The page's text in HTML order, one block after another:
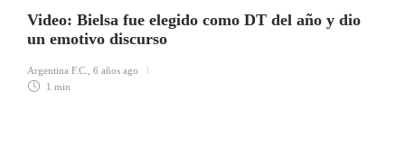
Video: Bielsa fue elegido como DT del año y dio
un emotivo discurso
Argentina F.C.
6 años ago
1 min